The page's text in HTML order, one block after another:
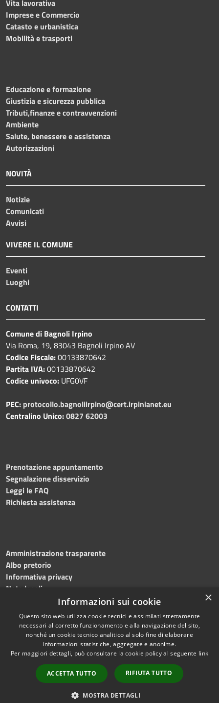
Vita lavorativa
Imprese e Commercio
Catasto e urbanistica
Mobilità e trasporti
Educazione e formazione
Giustizia e sicurezza pubblica
Tributi,finanze e contravvenzioni
Ambiente
Salute, benessere e assistenza
Autorizzazioni
NOVITÀ
Notizie
Comunicati
Avvisi
VIVERE IL COMUNE
Eventi
Luoghi
CONTATTI
Comune di Bagnoli Irpino
Via Roma, 19, 83043 Bagnoli Irpino AV
Codice Fiscale:00133870642
Partita IVA:00133870642
Codice univoco: UFG0VF
PEC: protocollo.bagnoliirpino@cert.irpinianet.eu
Centralino Unico:0827 62003
Prenotazione appuntamento
Segnalazione disservizio
Leggi le FAQ
Richiesta assistenza
Amministrazione trasparente
Albo pretorio
Informativa privacy
Note legali
Dichiarazione di accessibilità
Accessibilità
Copyright © 2026 • Comune di
Bagnoli Irpino • Powered by
Municipium•
Accesso
redazione
×
Informazioni sui cookie
Questo sito web utilizza cookie tecnici e assimilati strettamente
necessari al corretto funzionamento e alla navigazione del sito,
nonché un cookie tecnico analitico al solo fine di elaborare
informazioni statistiche, aggregate e anonime.
Per maggiori dettagli, può consultare la cookie policy al seguente link
ACCETTA TUTTO RIFIUTA TUTTO
MOSTRA DETTAGLI